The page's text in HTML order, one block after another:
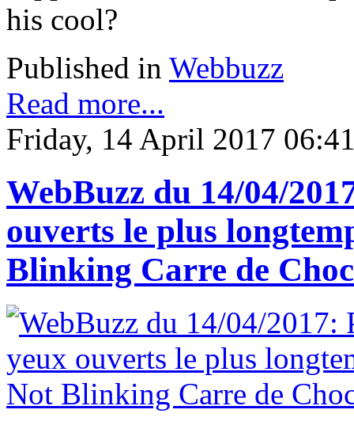
his cool?
Published in Webbuzz
Read more...
Friday, 14 April 2017
WebBuzz du 14/04/
ouverts le plus
Blinking Carre de